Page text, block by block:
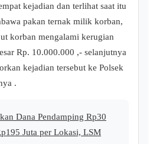
kejadian dan terlihat saat itu
pakan ternak milik korban,
korban mengalami kerugian
Rp. 10.000.000 ,- selanjutnya
kejadian tersebut ke Polsek
.
Dana Pendamping Rp30
Juta per Lokasi, LSM